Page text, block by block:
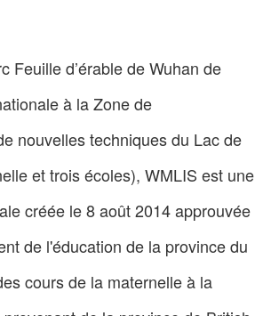
Feuille d’érable de Wuhan de
à la Zone de
nouvelles techniques du Lac de
et trois écoles), WMLIS est une
créée le 8 août 2014 approuvée
de l'éducation de la province du
cours de la maternelle à la